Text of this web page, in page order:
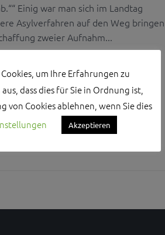
Einig war man sich im Landtag
Asylverfahren auf den Weg bringen
zweier Aufnahm...
um Ihre Erfahrungen zu
dass dies für Sie in Ordnung ist,
von Cookies ablehnen, wenn Sie dies
Akzeptieren